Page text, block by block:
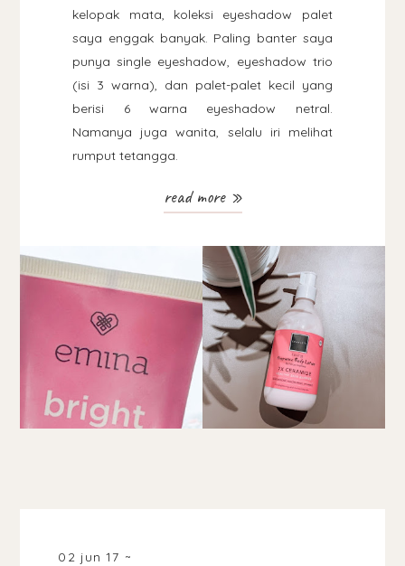
kelopak mata, koleksi eyeshadow palet
saya enggak banyak. Paling banter saya
punya single eyeshadow, eyeshadow trio
(isi 3 warna), dan palet-palet kecil yang
berisi 6 warna eyeshadow netral.
Namanya juga wanita, selalu iri melihat
rumput tetangga.
read more »
02 jun 17